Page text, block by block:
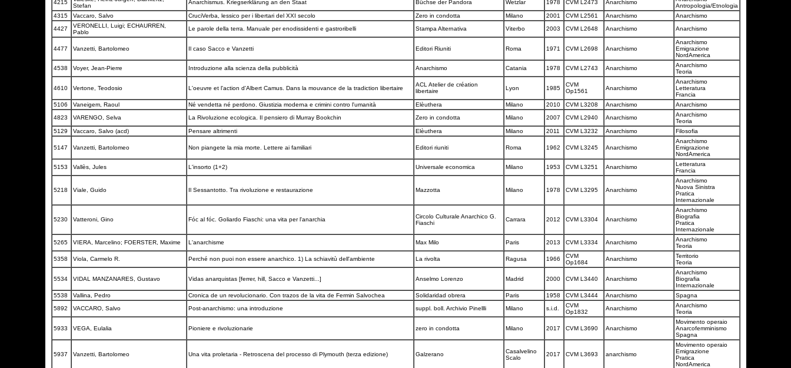
4215
Stefan
Anarchismus. Kriegserklärung an den Staat Büchse der Pandora Wetzlar 1978 CVM L2473 Anarchismo
Antropologia/Etnologia
4315
Vaccaro, Salvo CruciVerba, lessico per i libertari del XXI secolo Zero in condotta Milano 2001 CVM L2561 Anarchismo
Anarchismo
4427
VERONELLI, Luigi; ECHAURREN,
Pablo
Le parole della terra. Manuale per enodissidenti e gastroribelli Stampa Alternativa Viterbo 2003 CVM L2648 Anarchismo Anarchismo
4477 Vanzetti, Bartolomeo Il caso Sacco e Vanzetti Editori Riuniti Roma 1971 CVM L2698 Anarchismo
Anarchismo
Emigrazione
NordAmerica
4538
Voyer, Jean-Pierre Introduzione alla scienza della pubblicità Anarchismo Catania 1978 CVM L2743 Anarchismo
Anarchismo
Teoria
4610 Vertone, Teodosio L'oeuvre et l'action d'Albert Camus. Dans la mouvance de la tradiction libertaire
ACL Atelier de création
libertaire
Lyon 1985
CVM
Op1561
Anarchismo
Anarchismo
Letteratura
Francia
5106
Vaneigem, Raoul Né vendetta né perdono. Giustizia moderna e crimini contro l'umanità Elèuthera Milano 2010 CVM L3208 Anarchismo
Anarchismo
4823
VARENGO, Selva La Rivoluzione ecologica. Il pensiero di Murray Bookchin Zero in condotta Milano 2007 CVM L2940 Anarchismo
Anarchismo
Teoria
5129
Vaccaro, Salvo (acd) Pensare altrimenti Elèuthera Milano 2011 CVM L3232 Anarchismo Filosofia
5147 Vanzetti, Bartolomeo Non piangete la mia morte. Lettere ai familiari Editori riuniti Roma 1962 CVM L3245 Anarchismo
Anarchismo
Emigrazione
NordAmerica
5153
Vallès, Jules L'insorto (1+2) Universale economica Milano 1953 CVM L3251 Anarchismo
Letteratura
Francia
5218 Viale, Guido Il Sessantotto. Tra rivoluzione e restaurazione Mazzotta Milano 1978 CVM L3295 Anarchismo
Anarchismo
Nuova Sinistra
Pratica
Internazionale
5230 Vatteroni, Gino Fóc al fóc. Goliardo Fiaschi: una vita per l'anarchia
Circolo Culturale Anarchico G.
Fiaschi
Carrara 2012 CVM L3304 Anarchismo
Anarchismo
Biografia
Pratica
Internazionale
5265
VIERA, Marcelino; FOERSTER, Maxime L'anarchisme Max Milo Paris 2013 CVM L3334 Anarchismo
Anarchismo
Teoria
5358
Viola, Carmelo R. Perché non puoi non essere anarchico. 1) La schiavitù dell'ambiente La rivolta Ragusa 1966
CVM
Op1684
Anarchismo
Territorio
Teoria
5534 VIDAL MANZANARES, Gustavo Vidas anarquistas [ferrer, hill, Sacco e Vanzetti...] Anselmo Lorenzo Madrid 2000 CVM L3440 Anarchismo
Anarchismo
Biografia
Internazionale
5538
Vallina, Pedro Cronica de un revolucionario. Con trazos de la vita de Fermin Salvochea Solidaridad obrera Paris 1958 CVM L3444 Anarchismo
Spagna
5892
VACCARO, Salvo Post-anarchismo: una introduzione suppl. boll. Archivio Pinellli Milano s.i.d.
CVM
Op1832
Anarchismo
Anarchismo
Teoria
5933 VEGA, Eulalia Pioniere e rivoluzionarie zero in condotta Milano 2017 CVM L3690 Anarchismo
Movimento operaio
Anarcofemminismo
Spagna
5937 Vanzetti, Bartolomeo Una vita proletaria - Retroscena del processo di Plymouth (terza edizione) Galzerano
Casalvelino
Scalo
2017 CVM L3693 anarchismo
Movimento operaio
Emigrazione
Pratica
NordAmerica